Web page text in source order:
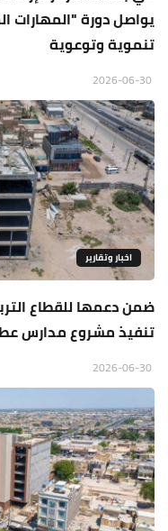
يواصل دورة "المهارات
تنموية وتوعوية
اخبار وتقارير
ضمن دعمها للقطاع
تنفيذ مشروع مدارس